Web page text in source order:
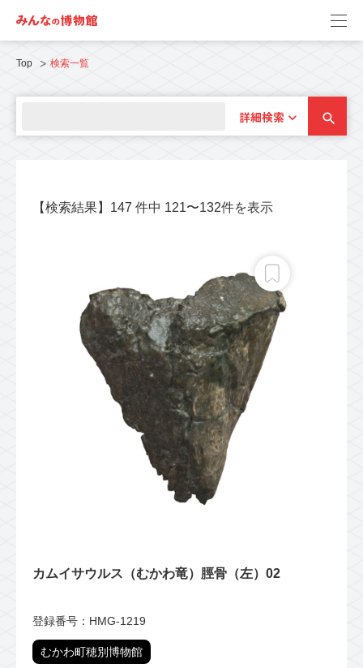
Top 検索一覧
詳細検索
【検索結果】147 件中 121〜132件を表示
カムイサウルス（むかわ竜）脛骨（左）02
登録番号：HMG-1219
むかわ町穂別博物館